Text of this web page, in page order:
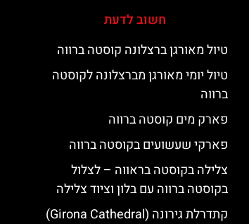
חשוב לדעת
טיול מאורגן ברצלונה קוסטה ברווה
טיול יומי מאורגן מברצלונה לקוסטה
ברווה
פארק מים קוסטה ברווה
פארקי שעשועים בקוסטה ברווה
צלילה בקוסטה בראווה – לצלול
בקוסטה ברווה עם בלון וציוד צלילה
קתדרלת גירונה (Girona Cathedral)